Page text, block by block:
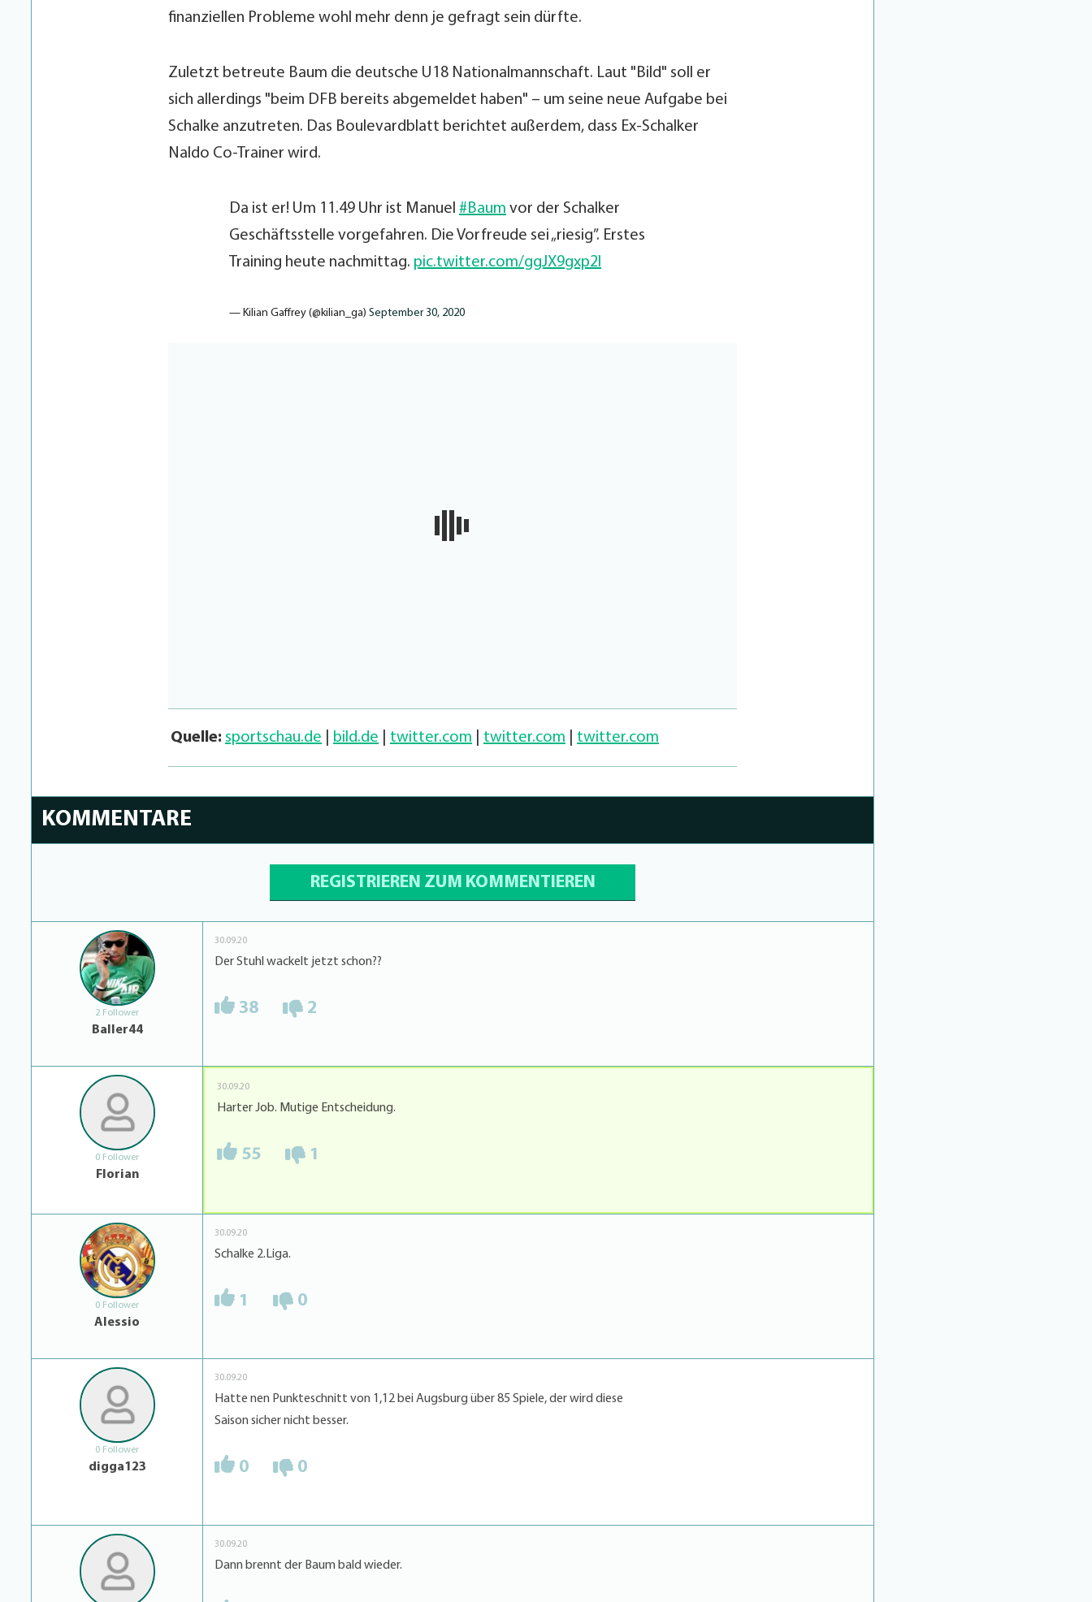
finanziellen Probleme wohl mehr denn je gefragt sein dürfte.
Zuletzt betreute Baum die deutsche U18 Nationalmannschaft. Laut "Bild" soll er
sich allerdings "beim DFB bereits abgemeldet haben" – um seine neue Aufgabe bei
Schalke anzutreten. Das Boulevardblatt berichtet außerdem, dass Ex-Schalker
Naldo Co-Trainer wird.
Da ist er! Um 11.49 Uhr ist Manuel #Baum vor der Schalker
Geschäftsstelle vorgefahren. Die Vorfreude sei „riesig”. Erstes
Training heute nachmittag. pic.twitter.com/ggJX9gxp2l
— Kilian Gaffrey (@kilian_ga) September 30, 2020
Quelle: sportschau.de bild.de twitter.com twitter.com twitter.com
KOMMENTARE
REGISTRIEREN ZUM KOMMENTIEREN
2 Follower
Baller44
30.09.20
Der Stuhl wackelt jetzt schon??
38 2
0 Follower
Florian
30.09.20
Harter Job. Mutige Entscheidung.
55 1
0 Follower
Alessio
30.09.20
Schalke 2.Liga.
1 0
0 Follower
digga123
30.09.20
Hatte nen Punkteschnitt von 1,12 bei Augsburg über 85 Spiele, der wird diese
Saison sicher nicht besser.
0 0
30.09.20
Dann brennt der Baum bald wieder.